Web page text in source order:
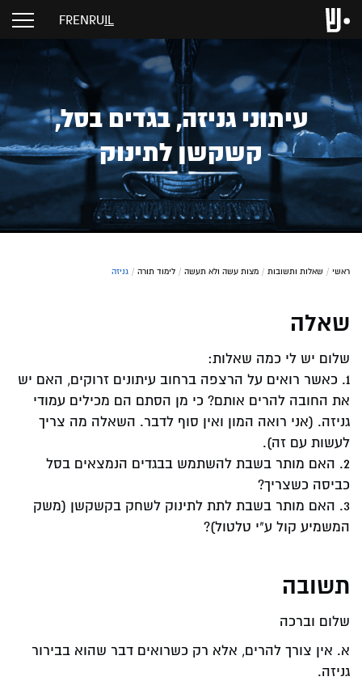
IL
RU
EN
FR
עיתוני גניזה, בגדים בסל,
קשקשן לתינוק
ראשי / שאלות ותשובות / מצות עשה ולא תעשה / לימוד תורה / גניזה
שאלה
שלום יש לי כמה שאלות:
1. כאשר רואים על הרצפה ברחוב עיתונים זרוקים, האם יש
את החובה להרים אותם? כי מן הסתם הם מכילים עמודי
גניזה. (אני רואה המון ואין סוף לדבר. השאלה מה צריך
לעשות עם זה).
2. האם מותר בשבת להשתמש בבגדים הנמצאים בסל
כביסה כשצריך?
3. האם מותר בשבת לתת לתינוק לשחק בקשקשן (משק
המשמיע קול ע"י טלטול)?
תשובה
שלום וברכה
א. אין צורך להרים, אלא רק כשרואים דבר שהוא בבירור
גניזה.